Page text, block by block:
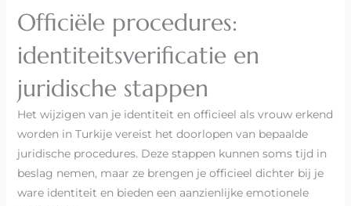
Officiële procedures:
identiteitsverificatie en
juridische stappen
Het wijzigen van je identiteit en officieel als vrouw erkend
worden in Turkije vereist het doorlopen van bepaalde
juridische procedures. Deze stappen kunnen soms tijd in
beslag nemen, maar ze brengen je officieel dichter bij je
ware identiteit en bieden een aanzienlijke emotionele